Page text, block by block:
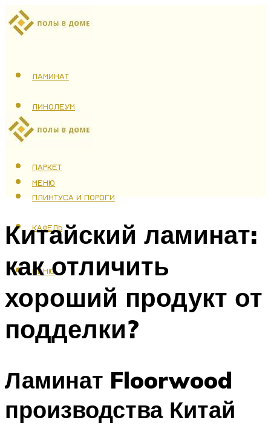
ЛАМИНАТ
ЛИНОЛЕУМ
ТЕПЛЫЙ ПОЛ
ПАРКЕТ
ПЛИНТУСА И ПОРОГИ
КАФЕЛЬ
МЕНЮ
МЕНЮ
Китайский ламинат:
как отличить
хороший продукт от
подделки?
Ламинат Floorwood
производства Китай